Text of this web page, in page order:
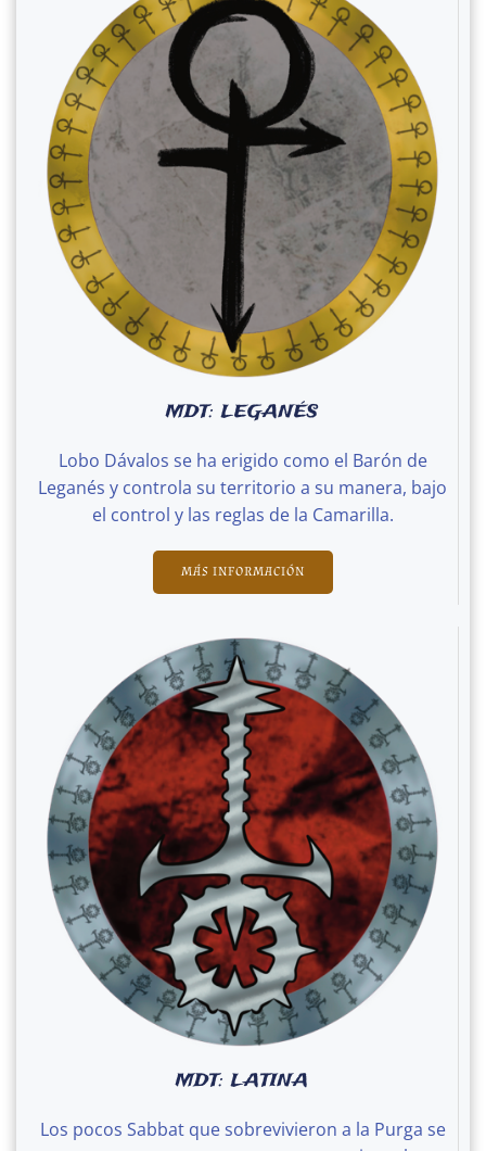
MDT: LEGANÉS
Lobo Dávalos se ha erigido como el Barón de
Leganés y controla su territorio a su manera, bajo
el control y las reglas de la Camarilla.
MÁS INFORMACIÓN
MDT: LATINA
Los pocos Sabbat que sobrevivieron a la Purga se